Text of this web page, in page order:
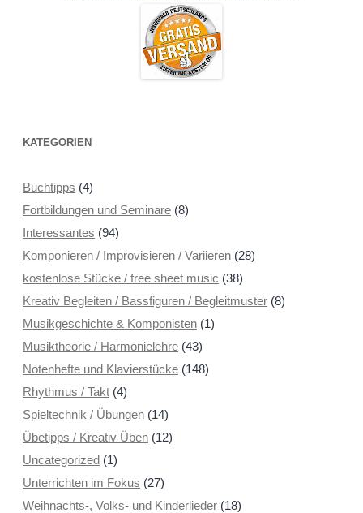
KATEGORIEN
Buchtipps (4)
Fortbildungen und Seminare(8)
Interessantes (94)
Komponieren / Improvisieren / Variieren(28)
kostenlose Stücke / free sheet music (38)
Kreativ Begleiten / Bassfiguren / Begleitmuster(8)
Musikgeschichte & Komponisten(1)
Musiktheorie / Harmonielehre(43)
Notenhefte und Klavierstücke(148)
Rhythmus / Takt(4)
Spieltechnik / Übungen(14)
Übetipps / Kreativ Üben(12)
Uncategorized(1)
Unterrichten im Fokus (27)
Weihnachts-, Volks- und Kinderlieder(18)